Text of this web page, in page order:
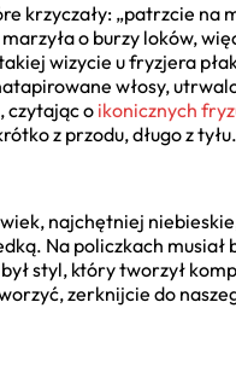
krzyczały: „patrzcie na
o burzy loków,
wizycie u fryzjera
włosy,
czytając o ikonicznych
z przodu, długo z
najchętniej
Na policzkach musiał
styl, który tworzył
zerknijcie do